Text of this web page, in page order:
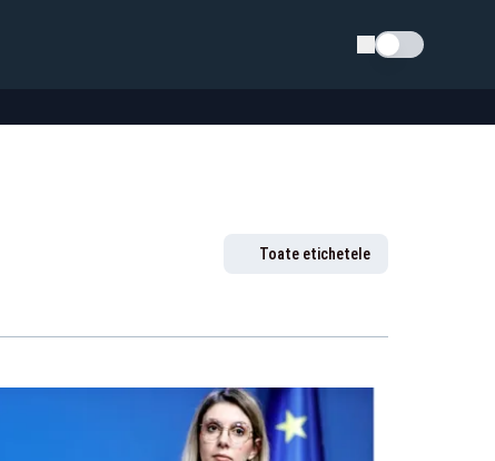
Schimba tema
Toate etichetele